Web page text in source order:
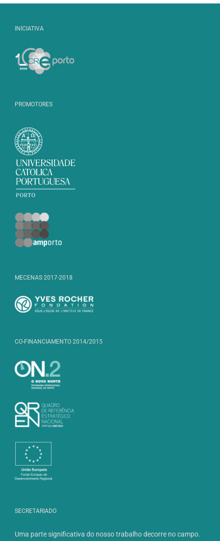
INICIATIVA
PROMOTORES
MECENAS 2017-2018
CO-FINANCIAMENTO 2014/2015
SECRETARIADO
Uma parte significativa do nosso trabalho decorre no campo.